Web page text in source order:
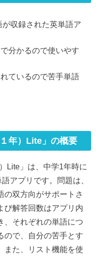
収録された英単語ア
分かるので使いやす
ているので苦手単語
年）Lite」の概要
Lite」は、中学1年時に
アプリです。問題は、
の双方向がサポートさ
び解答回数はアプリ内
、それぞれの単語につ
ので、自分の苦手とす
また、リスト機能を使